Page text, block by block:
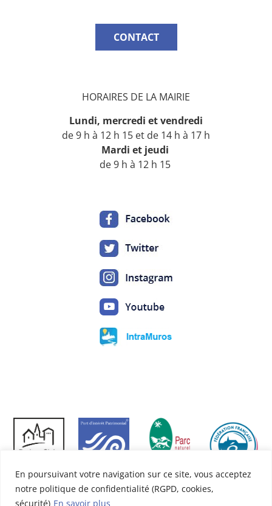
En poursuivant votre navigation sur ce site, vous acceptez
notre politique de confidentialité (RGPD, cookies,
sécurité) En savoir plus
CONTACT
HORAIRES DE LA MAIRIE
Lundi, mercredi et vendredi
de 9 h à 12 h 15 et de 14 h à 17 h
Mardi et jeudi
de 9 h à 12 h 15